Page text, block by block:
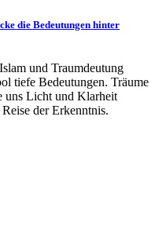
die Bedeutungen hinter
und Traumdeutung
tiefe Bedeutungen. Träume
uns Licht und Klarheit
der Erkenntnis.